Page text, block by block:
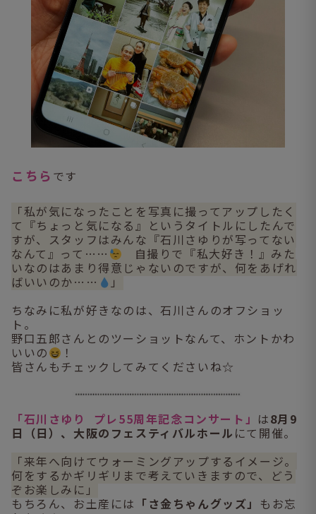
こちら です
「私が気になったことを写真に撮ってアップしたく
て『ちょっと気になる』というタイトルにしたんで
すが、スタッフはみんな『石川さゆりが写ってない
なんて』って……
自撮りで『私大好き！』みた
いなのはあまり得意じゃないのですが、何をあげれ
ばいいのか……
」
ちなみに私が好きなのは、石川さんのオフショッ
ト。
野口五郎さんとのツーショットなんて、ホントかわ
いいの
！
皆さんもチェックしてみてくださいね☆
「石川さゆり プレ55周年記念コンサート」 は8月9
日（日）、大阪のフェスティバルホール にて開催。
「来年へ向けてウォーミングアップするイメージ。
何をするかギリギリまで考えていきますので、どう
ぞお楽しみに」
もちろん、お土産には 「さ金ちゃんグッズ」 もお忘